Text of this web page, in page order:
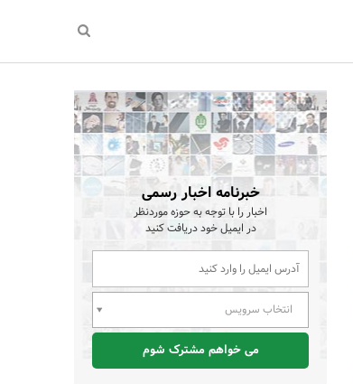
خبرنامه اخبار رسمی
اخبار را با توجه به حوزه موردنظر
در ایمیل خود دریافت کنید
انتخاب سرویس
می خواهم مشترک شوم